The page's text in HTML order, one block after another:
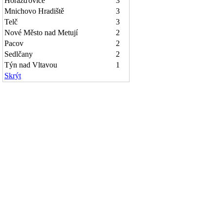
Mnichovo Hradiště
3
Telč
3
Nové Město nad Metují
2
Pacov
2
Sedlčany
2
Týn nad Vltavou
1
Skrýt